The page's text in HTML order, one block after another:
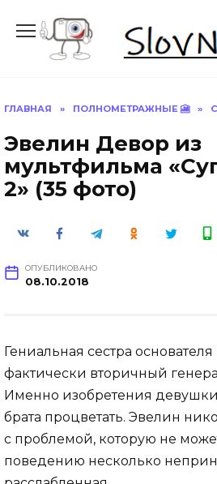
содержанию
ГЛАВНАЯ » ПОЛНОМЕТРАЖНЫЕ 🎦 »
Эвелин Девор из
мультфильма
2» (35 фото)
ОПУБЛИКОВАНО
08.10.2018
Гениальная сестра
фактически вторичный
Именно изобретения
брата процветать. Эвелин
с проблемой, которую не
поведению несколько